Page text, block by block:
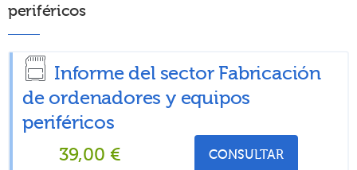
periféricos
Informe del sector Fabricación
de ordenadores y equipos
periféricos
39,00 € CONSULTAR